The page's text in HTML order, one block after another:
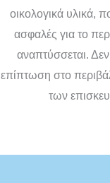
οικολογικά υλικά,
ασφαλές για το
αναπτύσσεται.
επίπτωση στο
των